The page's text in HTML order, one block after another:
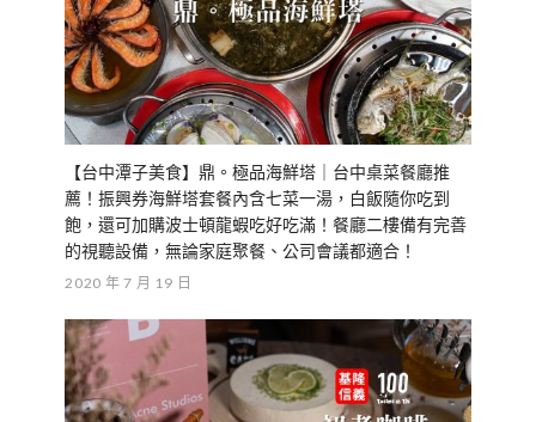
【基隆信義美食】初老咖啡｜基隆廟口咖啡廳推薦！熱
2021 年 8 月 31 日